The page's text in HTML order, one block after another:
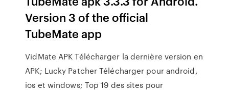
Version 3 of the official
TubeMate app
VidMate APK Télécharger la dernière version en
APK; Lucky Patcher Télécharger pour android,
ios et windows; Top 19 des sites pour